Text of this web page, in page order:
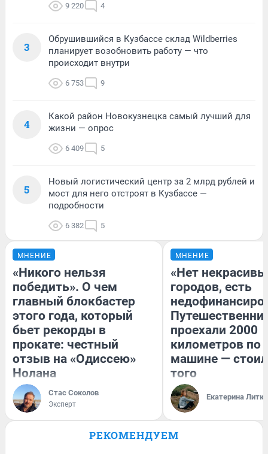
9 220 4
3
Обрушившийся в Кузбассе склад Wildberries
планирует возобновить работу — что
происходит внутри
6 753 9
4
Какой район Новокузнецка самый лучший для
жизни — опрос
6 409 5
5
Новый логистический центр за 2 млрд рублей и
мост для него отстроят в Кузбассе —
подробности
6 382 5
МНЕНИЕ
«Никого нельзя
победить». О чем
главный блокбастер
этого года, который
бьет рекорды в
прокате: честный
отзыв на «Одиссею»
Нолана
Стас Соколов
Эксперт
МНЕНИЕ
«Нет
городов, есть
проехали 2000
километров по
машине —
того
Екатерина
РЕКОМЕНДУЕМ